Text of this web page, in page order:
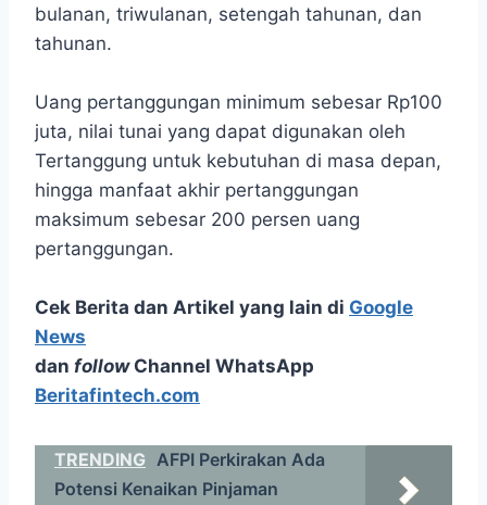
bulanan, triwulanan, setengah tahunan, dan
tahunan.
Uang pertanggungan minimum sebesar Rp100
juta, nilai tunai yang dapat digunakan oleh
Tertanggung untuk kebutuhan di masa depan,
hingga manfaat akhir pertanggungan
maksimum sebesar 200 persen uang
pertanggungan.
Cek Berita dan Artikel yang lain di Google
News
dan follow Channel WhatsApp
Beritafintech.com
TRENDING AFPI Perkirakan Ada
Potensi Kenaikan Pinjaman